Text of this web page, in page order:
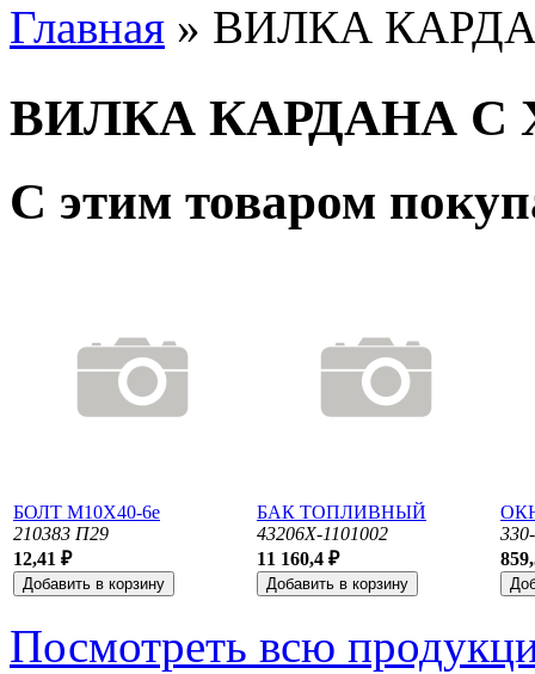
Вы здесь
Главная » ВИЛКА
ВИЛКА КАРДАНА
С этим товаром
БОЛТ М10Х40-6е
210383 П29
12,41 ₽
БАК ТОПЛИВНЫЙ
43206Х-1101002
11 160,4 ₽
Посмотреть всю